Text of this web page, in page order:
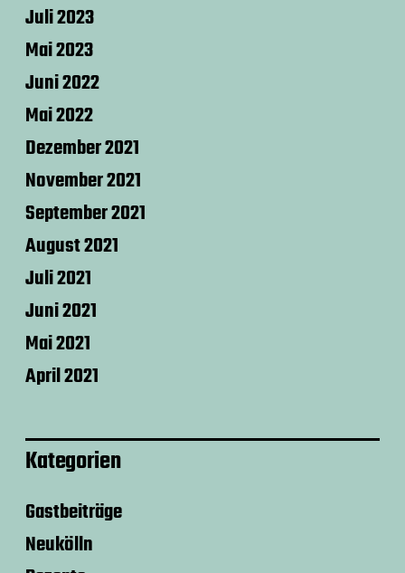
Juli 2023
Mai 2023
Juni 2022
Mai 2022
Dezember 2021
November 2021
September 2021
August 2021
Juli 2021
Juni 2021
Mai 2021
April 2021
Kategorien
Gastbeiträge
Neukölln